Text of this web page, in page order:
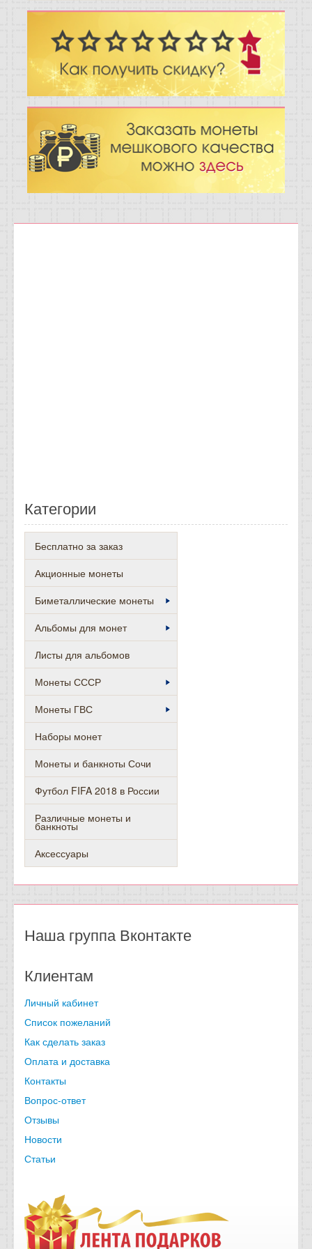
Отзывы
Новости
Статьи
Категории
Бесплатно за заказ
Акционные монеты
Биметаллические монеты
Альбомы для монет
Листы для альбомов
Монеты СССР
Монеты ГВС
Наборы монет
Монеты и банкноты Сочи
Футбол FIFA 2018 в России
Различные монеты и
банкноты
Аксессуары
Наша группа Вконтакте
Клиентам
Личный кабинет
Список пожеланий
Как сделать заказ
Оплата и доставка
Контакты
Вопрос-ответ
Отзывы
Новости
Статьи